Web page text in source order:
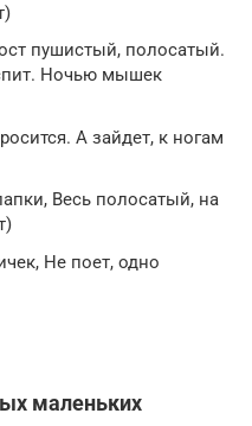
пушистый, полосатый.
Ночью мышек
А зайдет, к ногам
Весь полосатый, на
Не поет, одно
маленьких